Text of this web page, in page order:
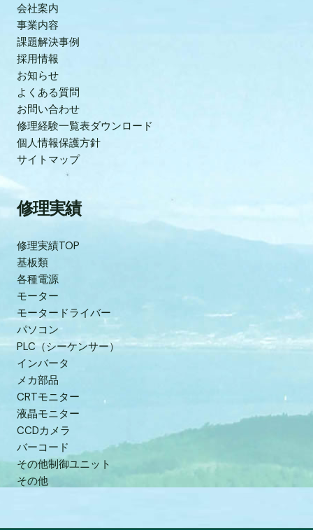
会社案内
事業内容
課題解決事例
採用情報
お知らせ
よくある質問
お問い合わせ
修理経験一覧表ダウンロード
個人情報保護方針
サイトマップ
修理実績
修理実績TOP
基板類
各種電源
モーター
モータードライバー
パソコン
PLC（シーケンサー）
インバータ
メカ部品
CRTモニター
液晶モニター
CCDカメラ
バーコード
その他制御ユニット
その他